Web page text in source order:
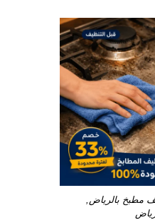
مطبخ بالرياض,